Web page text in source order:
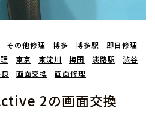
その他修理 博多 博多駅
即日修理
東京 東淀川 梅田 淡路駅
渋谷
画面交換 画面修理
2の画面交換